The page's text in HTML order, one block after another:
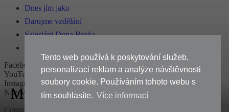
Tento web používá k poskytování služeb,
personalizaci reklam a analýze návštěvnosti
soubory cookie. Používáním tohoto webu s
tím souhlasíte. Více informací
Medik bez zábran
Dnes jím jako
Darujme vzdělání
Salesiáni Dona Boska
Facebook
YouTube
Instagram
Název
Copyright 2018 Salesiánská asociace Dona Boska